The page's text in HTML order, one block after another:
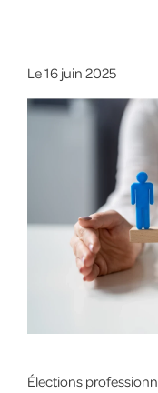
Le16 juin 2025
Élections